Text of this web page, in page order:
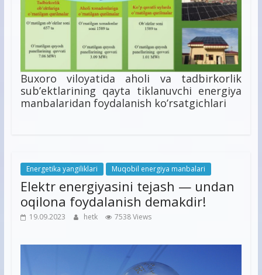
Buxoro viloyatida aholi va tadbirkorlik
sub’ektlarining qayta tiklanuvchi energiya
manbalaridan foydalanish ko’rsatgichlari
Energetika yangiliklari Muqobil energiya manbalari
Elektr energiyasini tejash — undan
oqilona foydalanish demakdir!
19.09.2023 hetk 7538 Views